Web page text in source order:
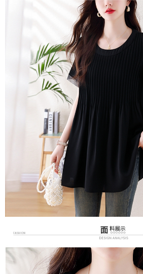
易，需依本服務之必要範圍內提供個人資料，並
權轉讓予恩沛科技股份有限公司。
２．關於個人資料處理事宜，請瀏覽以下網址：
https://aftee.tw/terms/#terms3
３．未成年的使用者請事先徵得法定代理人或監
「AFTEE先享後付」，若未經同意申辦者引起之
４．使用「AFTEE先享後付」時，將依據個別帳
時審查核予不同之上限額度；若仍有額度不足之
請求用戶進行身份認證。
５．嚴禁一人註冊多個帳號或使用他人資訊註冊
恩沛科技股份有限公司將有權停止該用戶之使用
每筆NT$80，滿NT$699(含以上)免運費
每筆NT$70，滿NT$699(含以上)免運費
離島-郵局寄送
每筆NT$90，滿NT$699(含以上)免運費
國家/地區配送